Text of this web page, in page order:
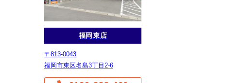
福岡東店
〒813-0043
福岡市東区名島3丁目2-6